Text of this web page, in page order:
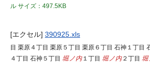
ル サイズ：497.5KB
[エクセル] 390925.xls
目 栗原４丁目 栗原５丁目 栗原６丁目 石神１丁目
４丁目 石神５丁目 堀ノ内１丁目 堀ノ内２丁目 堀